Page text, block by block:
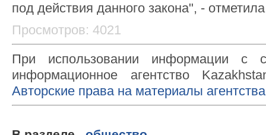
под действия данного закона", -
Просмотров: 4021
При использовании информации с
информационное агентство
Авторские права на материалы